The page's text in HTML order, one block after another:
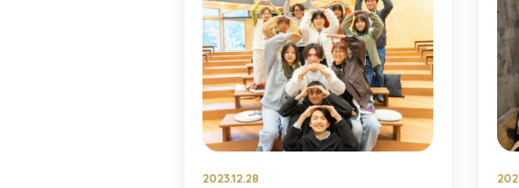
2023.12.28